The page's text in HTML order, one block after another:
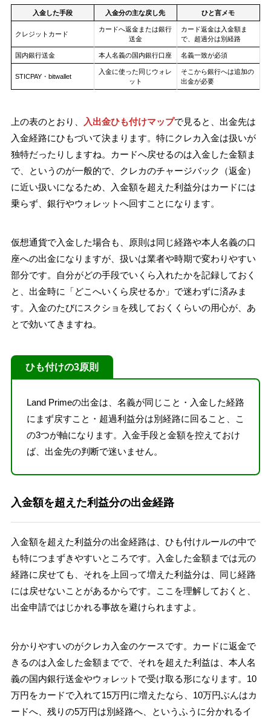
入金した手段 入金分の主な戻し先 ひと言メモ
クレジットカード
カードへ返金または銀行
送金
カード返金は入金額ま
で、超過分は別経路
国内銀行送金 本人名義の国内銀行口座 名義一致が必須
STICPAY・bitwallet
入金に使った同じウォレ
ット
そこから銀行へは追加の
出金が必要
上の表のとおり、 入出金ひも付けマップで見ると、出金先は
入金経路にひもづいて決まります。特にクレカ入金は扱いが
独特だったりしますね。カードへ戻せるのは入金した金額ま
で、というのが一般的で、クレカのチャージバック（返金）
に近い扱いになるため、入金額を超えた利益分はカードには
乗らず、銀行やウォレットへ回すことになります。
仮想通貨で入金した場合も、原則は同じ経路や本人名義の口
座への出金になりますが、扱いは業者や時期で変わりやすい
部分です。自分がどの手段でいくら入れたかを記録しておく
と、出金時に「どこへいくら戻せるか」で迷わずに済みま
す。入金のたびにスクショを残しておくくらいの用心が、あ
とで効いてきますね。
ひも付けの3原則
Land Primeの出金は、名義が同じこと・入金した経路
にまず戻すこと・超過利益分は別経路に回ること、こ
の3つが軸になります。入金手段と金額を控えておけ
ば、出金先の判断で迷いません。
入金額を超えた利益分の出金経路
入金額を超えた利益分の出金経路は、ひも付けルールの中で
も特につまずきやすいところです。入金した金額までは元の
経路に戻せても、それを上回って増えた利益分は、同じ経路
には戻せないことがあるからです。ここを理解しておくと、
出金申請ではじかれる事故を避けられますよ。
分かりやすいのがクレカ入金のケースです。カードに返金で
きるのは入金した金額までで、それを超えた利益は、本人名
義の国内銀行送金やウォレットで受け取る形になります。10
万円をカードで入れて15万円に増えたなら、10万円ぶんはカ
ードへ、残りの5万円は別経路へ、というふうに分かれるイ